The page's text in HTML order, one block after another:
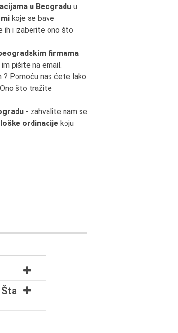
u Beogradu u
koje se bave
ih i izaberite ono što
firmama
pišite na email.
? Pomoću nas ćete lako
što tražite
- zahvalite nam se
ordinacije koju